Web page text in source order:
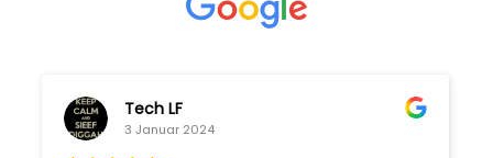
Tech LF
3 Januar 2024